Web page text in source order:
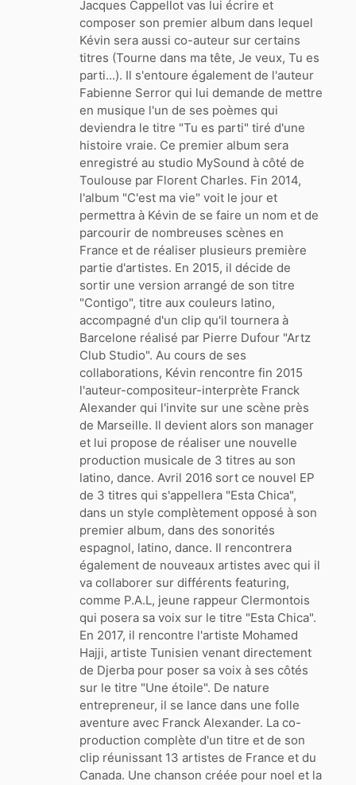
Jacques Cappellot vas lui écrire et
composer son premier album dans lequel
Kévin sera aussi co-auteur sur certains
titres (Tourne dans ma tête, Je veux, Tu es
parti...). Il s'entoure également de l'auteur
Fabienne Serror qui lui demande de mettre
en musique l'un de ses poèmes qui
deviendra le titre "Tu es parti" tiré d'une
histoire vraie. Ce premier album sera
enregistré au studio MySound à côté de
Toulouse par Florent Charles. Fin 2014,
l'album "C'est ma vie" voit le jour et
permettra à Kévin de se faire un nom et de
parcourir de nombreuses scènes en
France et de réaliser plusieurs première
partie d'artistes. En 2015, il décide de
sortir une version arrangé de son titre
"Contigo", titre aux couleurs latino,
accompagné d'un clip qu'il tournera à
Barcelone réalisé par Pierre Dufour "Artz
Club Studio". Au cours de ses
collaborations, Kévin rencontre fin 2015
l'auteur-compositeur-interprète Franck
Alexander qui l'invite sur une scène près
de Marseille. Il devient alors son manager
et lui propose de réaliser une nouvelle
production musicale de 3 titres au son
latino, dance. Avril 2016 sort ce nouvel EP
de 3 titres qui s'appellera "Esta Chica",
dans un style complètement opposé à son
premier album, dans des sonorités
espagnol, latino, dance. Il rencontrera
également de nouveaux artistes avec qui il
va collaborer sur différents featuring,
comme P.A.L, jeune rappeur Clermontois
qui posera sa voix sur le titre "Esta Chica".
En 2017, il rencontre l'artiste Mohamed
Hajji, artiste Tunisien venant directement
de Djerba pour poser sa voix à ses côtés
sur le titre "Une étoile". De nature
entrepreneur, il se lance dans une folle
aventure avec Franck Alexander. La co-
production complète d'un titre et de son
clip réunissant 13 artistes de France et du
Canada. Une chanson créée pour noel et la